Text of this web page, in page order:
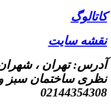
کاتالوگ
نقشه سایت
آدرس: تهران ،
02144354308